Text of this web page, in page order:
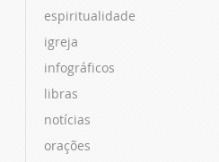
espiritualidade
igreja
infográficos
libras
notícias
orações